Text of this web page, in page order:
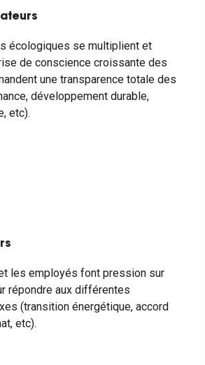
écologiques se multiplient et
de conscience croissante des
une transparence totale des
développement durable,
etc).
les employés font pression sur
répondre aux différentes
(transition énergétique, accord
etc).